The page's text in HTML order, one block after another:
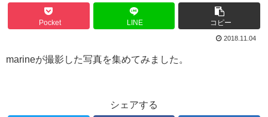
Pocket LINE コピー
2018.11.04
marineが撮影した写真を集めてみました。
シェアする